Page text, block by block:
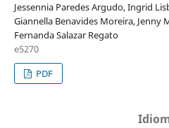
Jessennia Paredes Argudo, Ingrid
Giannella Benavides Moreira, Jenny
Fernanda Salazar Regato
e5270
PDF